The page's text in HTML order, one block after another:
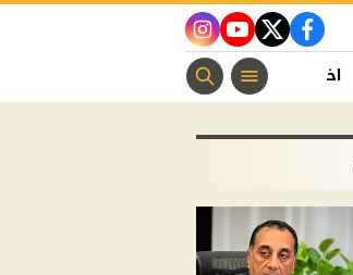
facebook
twitter
youtube
instagram
اخبار الفن منوعات مسيحية